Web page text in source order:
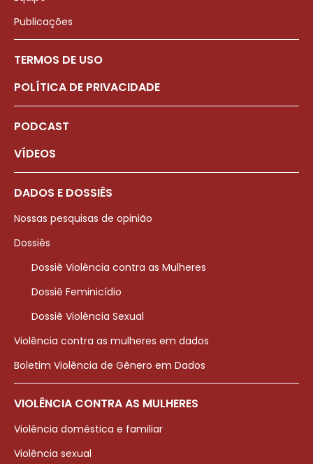
Publicações
TERMOS DE USO
POLÍTICA DE PRIVACIDADE
PODCAST
VÍDEOS
DADOS E DOSSIÊS
Nossas pesquisas de opinião
Dossiês
Dossiê Violência contra as Mulheres
Dossiê Feminicídio
Dossiê Violência Sexual
Violência contra as mulheres em dados
Boletim Violência de Gênero em Dados
VIOLÊNCIA CONTRA AS MULHERES
Violência doméstica e familiar
Violência sexual